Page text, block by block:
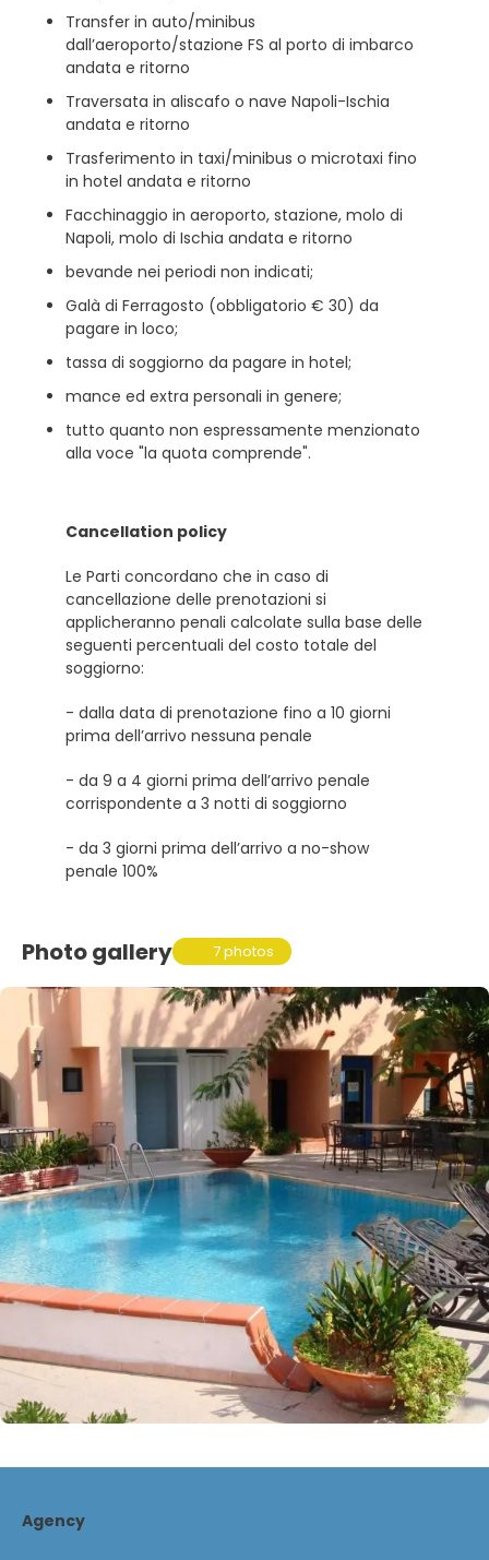
Transfer in auto/minibus
dall’aeroporto/stazione FS al porto di imbarco
andata e ritorno
Traversata in aliscafo o nave Napoli-Ischia
andata e ritorno
Trasferimento in taxi/minibus o microtaxi fino
in hotel andata e ritorno
Facchinaggio in aeroporto, stazione, molo di
Napoli, molo di Ischia andata e ritorno
bevande nei periodi non indicati;
Galà di Ferragosto (obbligatorio € 30) da
pagare in loco;
tassa di soggiorno da pagare in hotel;
mance ed extra personali in genere;
tutto quanto non espressamente menzionato
alla voce "la quota comprende".
Cancellation policy
Le Parti concordano che in caso di
cancellazione delle prenotazioni si
applicheranno penali calcolate sulla base delle
seguenti percentuali del costo totale del
soggiorno:
- dalla data di prenotazione fino a 10 giorni
prima dell’arrivo nessuna penale
- da 9 a 4 giorni prima dell’arrivo penale
corrispondente a 3 notti di soggiorno
- da 3 giorni prima dell’arrivo a no-show
penale 100%
Photo gallery 7 photos
Agency